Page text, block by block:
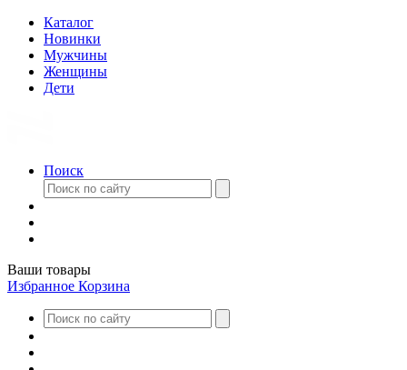
Каталог
Новинки
Мужчины
Женщины
Дети
Поиск
Ваши товары
Избранное Корзина